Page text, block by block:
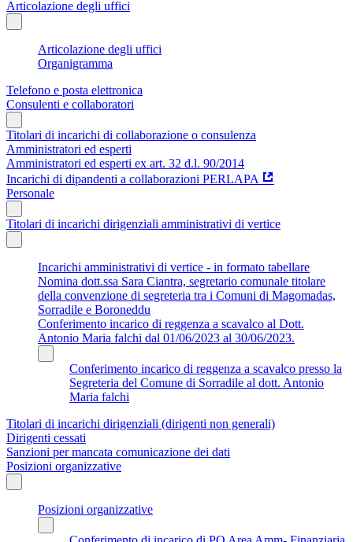
Articolazione degli uffici
Articolazione degli uffici
Organigramma
Telefono e posta elettronica
Consulenti e collaboratori
Titolari di incarichi di collaborazione o consulenza
Amministratori ed esperti
Amministratori ed esperti ex art. 32 d.l. 90/2014
Incarichi di dipandenti a collaborazioni PERLAPA
Personale
Titolari di incarichi dirigenziali amministrativi di vertice
Incarichi amministrativi di vertice - in formato tabellare
Nomina dott.ssa Sara Ciantra, segretario comunale titolare
della convenzione di segreteria tra i Comuni di Magomadas,
Sorradile e Boroneddu
Conferimento incarico di reggenza a scavalco al Dott.
Antonio Maria falchi dal 01/06/2023 al 30/06/2023.
Conferimento incarico di reggenza a scavalco presso la
Segreteria del Comune di Sorradile al dott. Antonio
Maria falchi
Titolari di incarichi dirigenziali (dirigenti non generali)
Dirigenti cessati
Sanzioni per mancata comunicazione dei dati
Posizioni organizzative
Posizioni organizzative